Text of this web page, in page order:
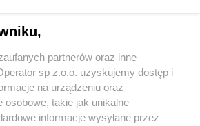
partnerów oraz inne
sp z.o.o. uzyskujemy dostęp i
na urządzeniu oraz
osobowe, takie jak unikalne
informacje wysyłane przez